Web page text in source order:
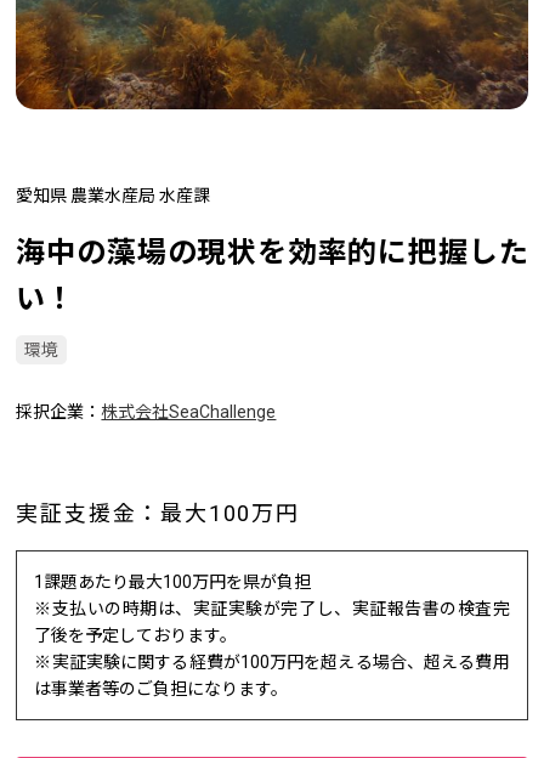
愛知県 農業水産局 水産課
海中の藻場の現状を効率的に把握した
い！
環境
採択企業 株式会社SeaChallenge
実証支援金：最大100万円
1課題あたり最大100万円を県が負担
※支払いの時期は、実証実験が完了し、実証報告書の検査完
了後を予定しております。
※実証実験に関する経費が100万円を超える場合、超える費用
は事業者等のご負担になります。